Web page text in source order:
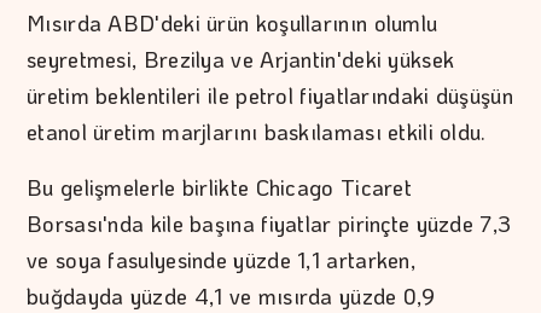
Mısırda ABD'deki ürün koşullarının olumlu
seyretmesi, Brezilya ve Arjantin'deki yüksek
üretim beklentileri ile petrol fiyatlarındaki düşüşün
etanol üretim marjlarını baskılaması etkili oldu.
Bu gelişmelerle birlikte Chicago Ticaret
Borsası'nda kile başına fiyatlar pirinçte yüzde 7,3
ve soya fasulyesinde yüzde 1,1 artarken,
buğdayda yüzde 4,1 ve mısırda yüzde 0,9